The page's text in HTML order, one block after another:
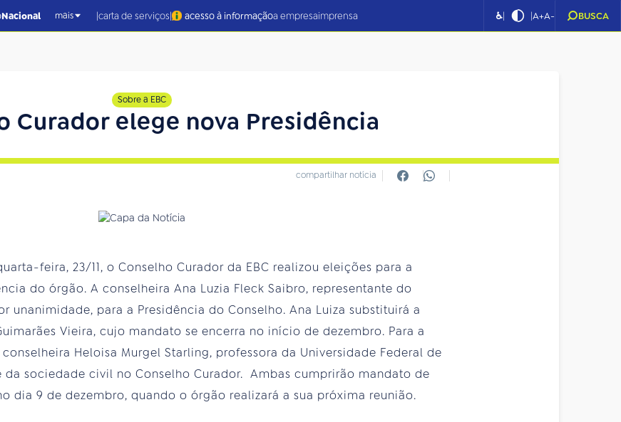
Nacional mais |carta de serviços| acesso à informaçãoa empresaimprensa ♿| |A+A- BUSCA
Sobre a EBC
Curador elege nova Presidência
compartilhar notícia
feira, 23/11, o Conselho Curador da EBC realizou eleições para a
do órgão. A conselheira Ana Luzia Fleck Saibro, representante do
unanimidade, para a Presidência do Conselho. Ana Luiza substituirá a
Vieira, cujo mandato se encerra no início de dezembro. Para a
Heloisa Murgel Starling, professora da Universidade Federal de
da sociedade civil no Conselho Curador. Ambas cumprirão mandato de
dia 9 de dezembro, quando o órgão realizará a sua próxima reunião.